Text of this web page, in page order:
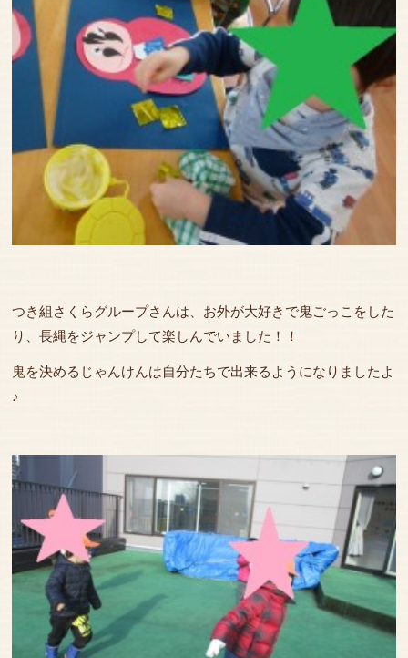
つき組さくらグループさんは、お外が大好きで鬼ごっこをした
り、長縄をジャンプして楽しんでいました！！
鬼を決めるじゃんけんは自分たちで出来るようになりましたよ
♪